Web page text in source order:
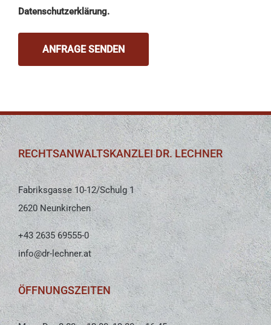
Datenschutzerklärung.
RECHTSANWALTSKANZLEI DR. LECHNER
Fabriksgasse 10-12/Schulg 1
2620 Neunkirchen
+43 2635 69555-0
info@dr-lechner.at
ÖFFNUNGSZEITEN